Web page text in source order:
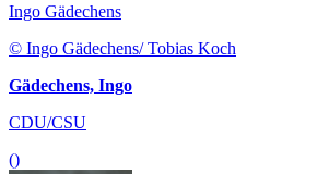
Ingo Gädechens
© Ingo Gädechens/ Tobias Koch
Gädechens, Ingo
CDU/CSU
()